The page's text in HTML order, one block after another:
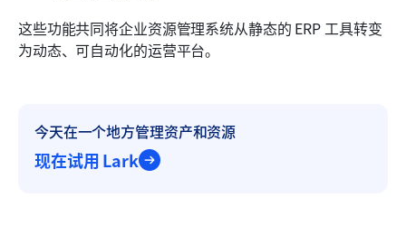
这些功能共同将企业资源管理系统从静态的 ERP 工具转变
为动态、可自动化的运营平台。
今天在一个地方管理资产和资源
现在试用 Lark